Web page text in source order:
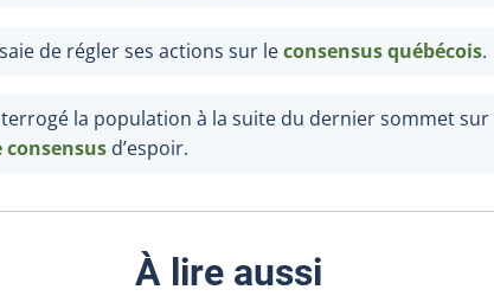
de régler ses actions sur leconsensus québécois.
la population à la suite du dernier sommet sur
consensus d’espoir.
À lire aussi